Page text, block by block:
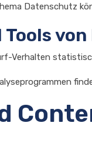
Datenschutz
Tools
Verhalten